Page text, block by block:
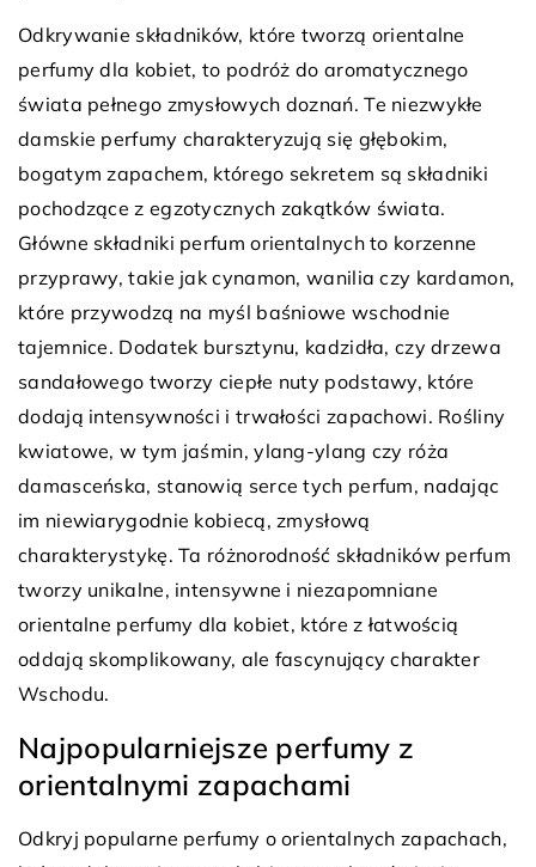
Odkrywanie składników, które tworzą orientalne
perfumy dla kobiet, to podróż do aromatycznego
świata pełnego zmysłowych doznań. Te niezwykłe
damskie perfumy charakteryzują się głębokim,
bogatym zapachem, którego sekretem są składniki
pochodzące z egzotycznych zakątków świata.
Główne składniki perfum orientalnych to korzenne
przyprawy, takie jak cynamon, wanilia czy kardamon,
które przywodzą na myśl baśniowe wschodnie
tajemnice. Dodatek bursztynu, kadzidła, czy drzewa
sandałowego tworzy ciepłe nuty podstawy, które
dodają intensywności i trwałości zapachowi. Rośliny
kwiatowe, w tym jaśmin, ylang-ylang czy róża
damasceńska, stanowią serce tych perfum, nadając
im niewiarygodnie kobiecą, zmysłową
charakterystykę. Ta różnorodność składników perfum
tworzy unikalne, intensywne i niezapomniane
orientalne perfumy dla kobiet, które z łatwością
oddają skomplikowany, ale fascynujący charakter
Wschodu.
Najpopularniejsze perfumy z
orientalnymi zapachami
Odkryj popularne perfumy o orientalnych zapachach,